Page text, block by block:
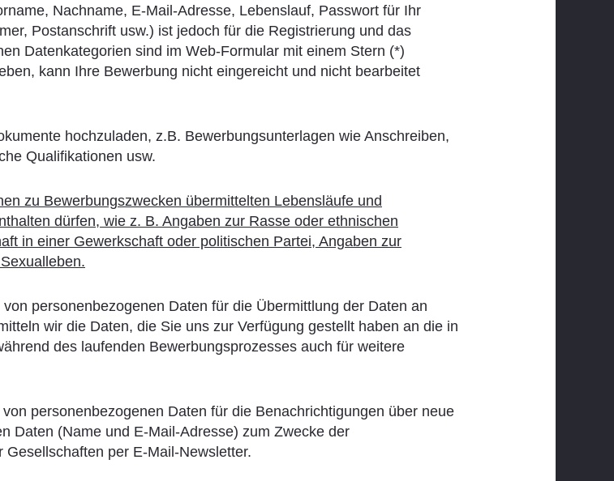
Nachname, E-Mail-Adresse, Lebenslauf, Passwort für Ihr
Postanschrift usw.) ist jedoch für die Registrierung und das
Datenkategorien sind im Web-Formular mit einem Stern (*)
kann Ihre Bewerbung nicht eingereicht und nicht bearbeitet
hochzuladen, z.B. Bewerbungsunterlagen wie Anschreiben,
Qualifikationen usw.
zu Bewerbungszwecken übermittelten Lebensläufe und
dürfen, wie z. B. Angaben zur Rasse oder ethnischen
in einer Gewerkschaft oder politischen Partei, Angaben zur
personenbezogenen Daten für die Übermittlung der Daten an
wir die Daten, die Sie uns zur Verfügung gestellt haben an die in
des laufenden Bewerbungsprozesses auch für weitere
personenbezogenen Daten für die Benachrichtigungen über neue
Daten (Name und E-Mail-Adresse) zum Zwecke der
per E-Mail-Newsletter.